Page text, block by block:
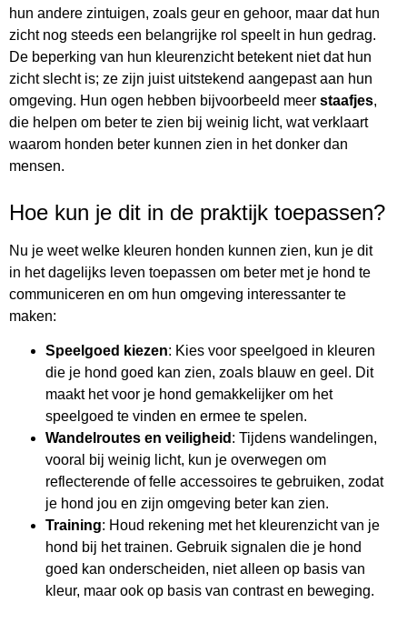
hun andere zintuigen, zoals geur en gehoor, maar dat hun
zicht nog steeds een belangrijke rol speelt in hun gedrag.
De beperking van hun kleurenzicht betekent niet dat hun
zicht slecht is; ze zijn juist uitstekend aangepast aan hun
omgeving. Hun ogen hebben bijvoorbeeld meer staafjes,
die helpen om beter te zien bij weinig licht, wat verklaart
waarom honden beter kunnen zien in het donker dan
mensen.
Hoe kun je dit in de praktijk toepassen?
Nu je weet welke kleuren honden kunnen zien, kun je dit
in het dagelijks leven toepassen om beter met je hond te
communiceren en om hun omgeving interessanter te
maken:
Speelgoed kiezen: Kies voor speelgoed in kleuren
die je hond goed kan zien, zoals blauw en geel. Dit
maakt het voor je hond gemakkelijker om het
speelgoed te vinden en ermee te spelen.
Wandelroutes en veiligheid : Tijdens wandelingen,
vooral bij weinig licht, kun je overwegen om
reflecterende of felle accessoires te gebruiken, zodat
je hond jou en zijn omgeving beter kan zien.
Training: Houd rekening met het kleurenzicht van je
hond bij het trainen. Gebruik signalen die je hond
goed kan onderscheiden, niet alleen op basis van
kleur, maar ook op basis van contrast en beweging.